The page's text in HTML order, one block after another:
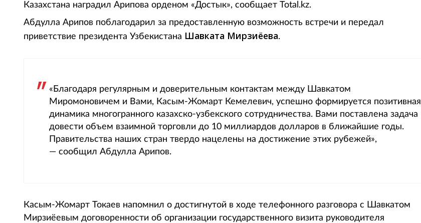
Казахстана наградил Арипова орденом «Достык», сообщает Total.kz.
Абдулла Арипов поблагодарил за предоставленную возможность встречи и передал
приветствие президента Узбекистана Шавката Мирзиёева.
«Благодаря регулярным и доверительным контактам между Шавкатом
Миромоновичем и Вами, Касым-Жомарт Кемелевич, успешно формируется позитивная
динамика многогранного казахско-узбекского сотрудничества. Вами поставлена задача
довести объем взаимной торговли до 10 миллиардов долларов в ближайшие годы.
Правительства наших стран твердо нацелены на достижение этих рубежей»,
— сообщил Абдулла Арипов.
Касым-Жомарт Токаев напомнил о достигнутой в ходе телефонного разговора с Шавкатом
Мирзиёевым договоренности об организации государственного визита руководителя